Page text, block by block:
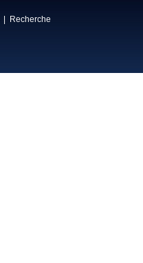
Recherche